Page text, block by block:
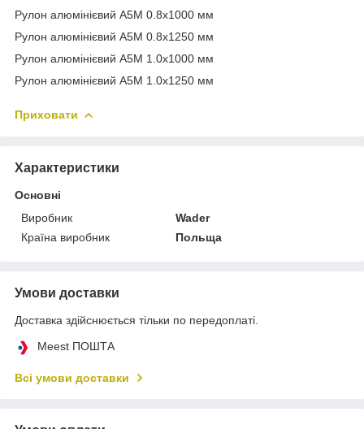
Рулон алюмінієвий А5М 0.8х1000 мм
Рулон алюмінієвий А5М 0.8х1250 мм
Рулон алюмінієвий А5М 1.0х1000 мм
Рулон алюмінієвий А5М 1.0х1250 мм
Приховати
Характеристики
Основні
Виробник
Wader
Країна виробник
Польща
Умови доставки
Доставка здійснюється тільки по передоплаті.
Meest ПОШТА
Всі умови доставки